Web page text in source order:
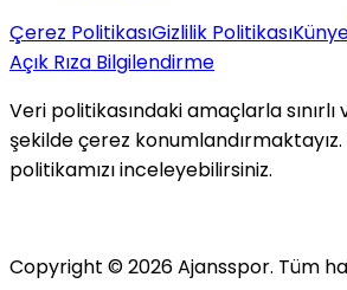
Çerez PolitikasıGizlilik Politikası
Açık Rıza Bilgilendirme
Veri politikasındaki amaçlarla
şekilde çerez
politikamızı inceleyebilirsiniz.
Copyright ©2026Ajansspor. Tüm